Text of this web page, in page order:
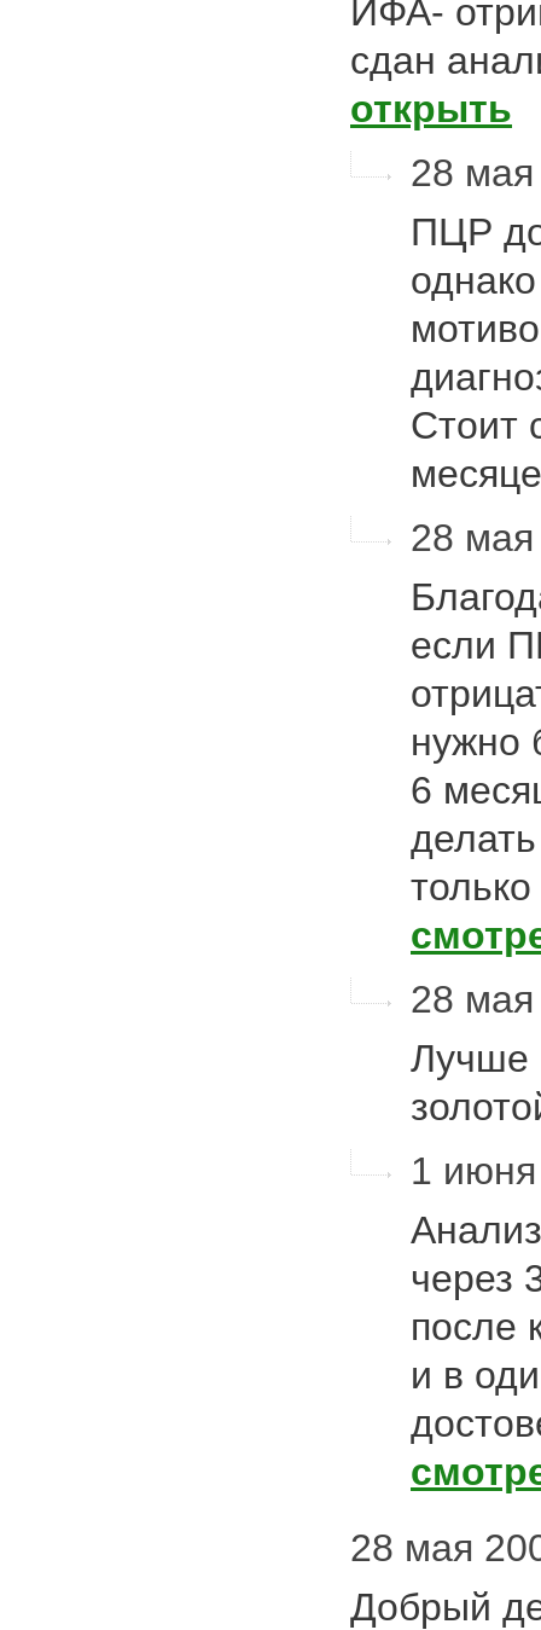
ИФА-
сдан
открыть
28
ПЦР
Стоит
28
если
нужно
6
28
Лучше
1
через
после
и в
28 мая
Добрый